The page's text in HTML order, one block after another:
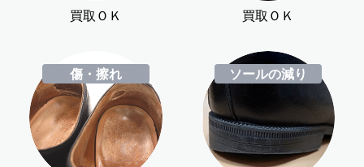
買取ＯＫ 買取ＯＫ
傷・擦れ ソールの減り